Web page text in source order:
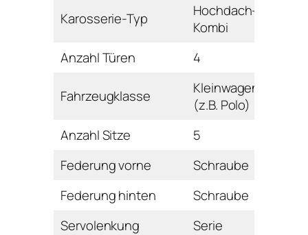
Karosserie-Typ
Hochdach-
Kombi
Anzahl Türen
4
Fahrzeugklasse
Kleinwagen
(z.B. Polo)
Anzahl Sitze
5
Federung vorne
Schraube
Federung hinten
Schraube
Servolenkung
Serie